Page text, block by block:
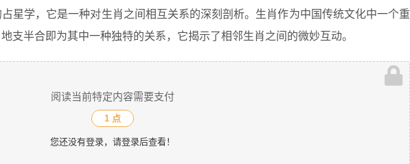
星学，它是一种对生肖之间相互关系的深刻剖析。生肖作为中国传统文化中一个重
支半合即为其中一种独特的关系，它揭示了相邻生肖之间的微妙互动。
阅读当前特定内容需要支付
1 点
您还没有登录，请登录后查看！